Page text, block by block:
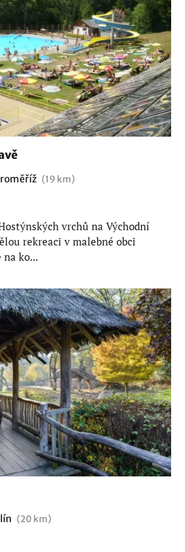
(19 km)
vrchů na Východní
rekreaci v malebné obci
na ko...
(20 km)